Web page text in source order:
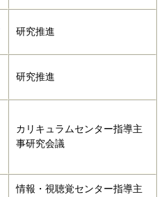
研究推進
研究推進
カリキュラムセンター指導主
事研究会議
情報・視聴覚センター指導主